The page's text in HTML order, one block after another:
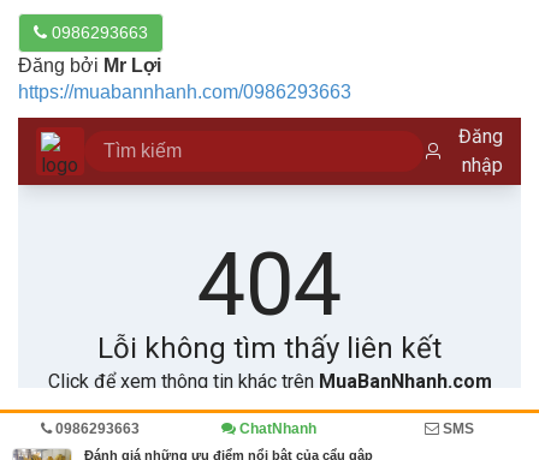
0986293663
Đăng bởi Mr Lợi
https://muabannhanh.com/0986293663
Trang chủ Diễn đàn Đánh giá
0986293663 ChatNhanh SMS
Đánh giá những ưu điểm nổi bật của cẩu gập